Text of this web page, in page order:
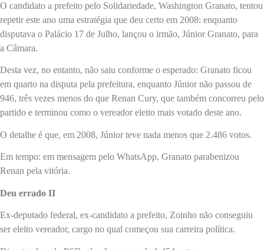
O candidato a prefeito pelo Solidariedade, Washington Granato, tentou
repetir este ano uma estratégia que deu certo em 2008: enquanto
disputava o Palácio 17 de Julho, lançou o irmão, Júnior Granato, para
a Câmara.
Desta vez, no entanto, não saiu conforme o esperado: Granato ficou
em quarto na disputa pela prefeitura, enquanto Júnior não passou de
946, três vezes menos do que Renan Cury, que também concorreu pelo
partido e terminou como o vereador eleito mais votado deste ano.
O detalhe é que, em 2008, Júnior teve nada menos que 2.486 votos.
Em tempo: em mensagem pelo WhatsApp, Granato parabenizou
Renan pela vitória.
Deu errado II
Ex-deputado federal, ex-candidato a prefeito, Zoinho não conseguiu
ser eleito vereador, cargo no qual começou sua carreira política.